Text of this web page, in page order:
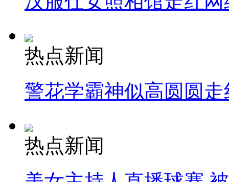
热点新闻
警花学霸神似高圆圆走
热点新闻